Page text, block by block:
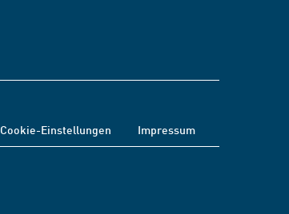
Cookie-Einstellungen Impressum